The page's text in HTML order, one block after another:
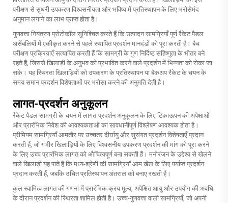
परीक्षण से सुधरी उपकरण विश्वसनीयता और भविष्य में प्रतिस्थापन के लिए भरोसेमंद
अनुमान लगाने का लाभ प्राप्त होता है।
गुणवत्ता नियंत्रण प्रोटोकॉल सुनिश्चित करते हैं कि उत्पादन सामग्रियाँ पूर्ण रैकेट पैडल
असेंबलियों में एकीकृत करने से पहले स्थापित प्रदर्शन मानदंडों को पूरा करती हैं। बैच
परीक्षण प्रक्रियाएँ सत्यापित करती हैं कि सामग्री के गुण निर्दिष्ट सहिष्णुता के भीतर बने
रहते हैं, जिससे खिलाड़ी के अनुभव को प्रभावित करने वाले प्रदर्शन में भिन्नता को रोका जा
सके। यह स्थिरता खिलाड़ियों को उपकरण के प्रतिस्थापन या बैकअप रैकेट के चयन के
समय समान प्रदर्शन विशेषताओं पर भरोसा करने की अनुमति देती है।
लागत-प्रदर्शन अनुकूलन
रैकेट पैडल सामग्री के चयन में लागत-प्रदर्शन अनुकूलन के लिए टिकाऊपन की अपेक्षाओं
और प्रारंभिक निवेश की आवश्यकताओं का सावधानीपूर्ण विश्लेषण आवश्यक होता है।
प्रीमियम सामग्रियाँ आमतौर पर उच्चतर दीर्घायु और सुसंगत प्रदर्शन विशेषताएँ प्रदान
करती हैं, जो गंभीर खिलाड़ियों के लिए विश्वसनीय उपकरण प्रदर्शन की मांग को पूरा करने
के लिए उच्च प्रारंभिक लागत को औचित्यपूर्ण बना सकती हैं। मनोरंजन के उद्देश्य से खेलने
वाले खिलाड़ी यह पाते हैं कि मध्य-श्रेणी की सामग्रियाँ आम खेल के लिए पर्याप्त प्रदर्शन
प्रदान करती हैं, जबकि उचित प्रतिस्थापन अंतराल को बनाए रखती हैं।
कुल स्वामित्व लागत की गणना में प्रारंभिक क्रय मूल्य, अपेक्षित आयु और उपयोग की अवधि
के दौरान प्रदर्शन की स्थिरता शामिल होती है। उच्च-गुणवत्ता वाली सामग्रियाँ, जो अपनी